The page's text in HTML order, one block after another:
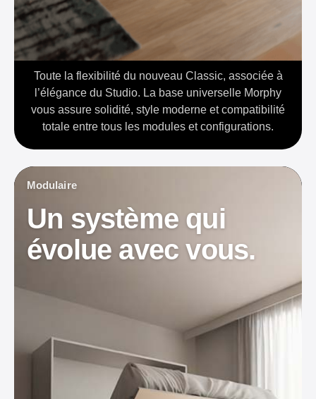
Toute la flexibilité du nouveau Classic, associée à
l’élégance du Studio. La base universelle Morphy
vous assure solidité, style moderne et compatibilité
totale entre tous les modules et configurations.
Modulaire
Un système qui
évolue avec vous.